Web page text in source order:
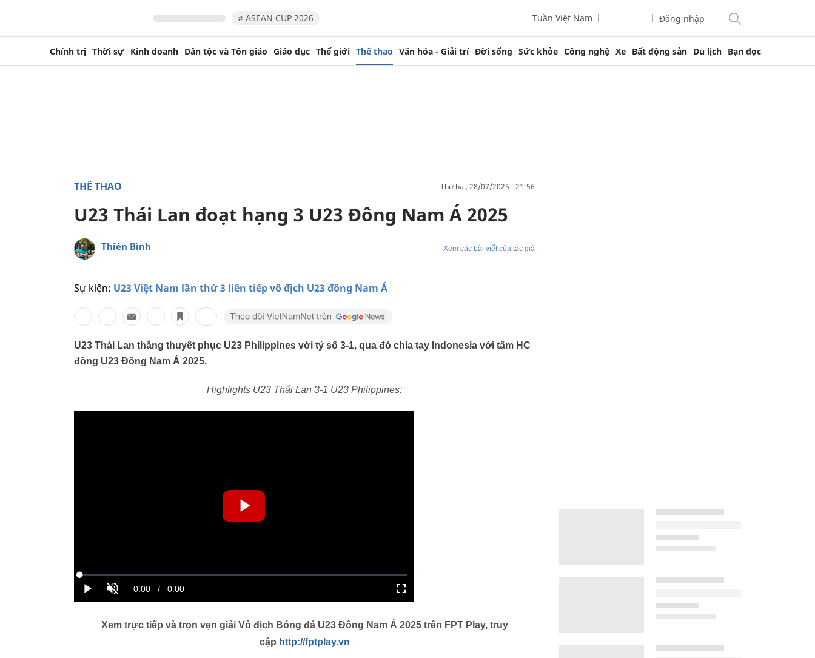
# ASEAN CUP 2026 Tuần Việt Nam Đăng nhập
Chính trị Thời sự Kinh doanh Dân tộc và Tôn giáo Giáo dục Thế giới Thể thao Văn hóa - Giải trí Đời sống Sức khỏe Công nghệ Xe Bất động sản Du lịch Bạn đọc
THỂ THAO thứ hai, 28/07/2025 - 21:56
U23 Thái Lan đoạt hạng 3 U23 Đông Nam Á 2025
Thiên Bình Xem các bài viết của tác giả
Sự kiện: U23 Việt Nam lần thứ 3 liên tiếp vô địch U23 đông Nam Á
U23 Thái Lan thắng thuyết phục U23 Philippines với tỷ số 3-1, qua đó chia tay Indonesia với tấm HC
đồng U23 Đông Nam Á 2025.
Highlights U23 Thái Lan 3-1 U23 Philippines:
Xem trực tiếp và trọn vẹn giải Vô địch Bóng đá U23 Đông Nam Á 2025 trên FPT Play, truy
cập http://fptplay.vn